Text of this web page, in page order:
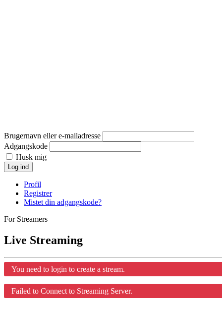
Brugernavn eller e-mailadresse
Adgangskode
Husk mig
Log ind
Profil
Registrer
Mistet din adgangskode?
For Streamers
Live Streaming
You need to login to create a stream.
Failed to Connect to Streaming Server.